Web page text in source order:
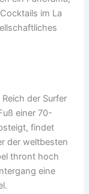
im La
der Surfer
einer 70-
findet
der weltbesten
thront hoch
eine